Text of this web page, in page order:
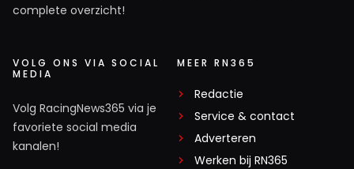
complete overzicht!
VOLG ONS VIA SOCIAL
MEDIA
Volg RacingNews365 via je
favoriete social media
kanalen!
MEER RN365
Redactie
Service & contact
Adverteren
Werken bij RN365